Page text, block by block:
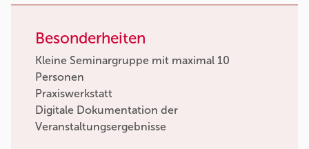
Besonderheiten
Kleine Seminargruppe mit maximal 10
Personen
Praxiswerkstatt
Digitale Dokumentation der
Veranstaltungsergebnisse